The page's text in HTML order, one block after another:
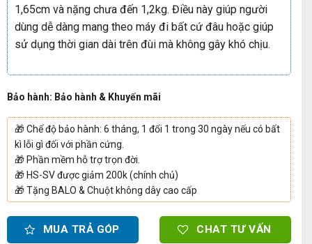
1,65cm và nặng chưa đến 1,2kg. Điều này giúp người
dùng dễ dàng mang theo máy đi bất cứ đâu hoặc giúp
sử dụng thời gian dài trên đùi mà không gây khó chịu.
Bảo hành: Bảo hành & Khuyến mãi
🎁Chế độ bảo hành: 6 tháng, 1 đổi 1 trong 30 ngày nếu có bất
kì lỗi gì đối với phần cứng.
🎁 Phần mềm hỗ trợ trọn đời.
🎁 HS-SV được giảm 200k (chính chủ)
🎁Tặng BALO & Chuột không dây cao cấp
MUA TRẢ GÓP CHAT TƯ VẤN